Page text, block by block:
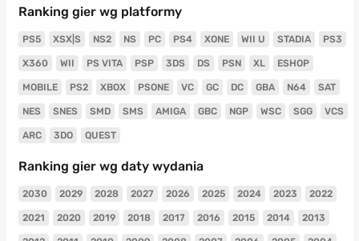
Ranking gier wg platformy
PS5 XSX|S NS2 NS PC PS4 XONE WII U STADIA PS3
X360 WII PS VITA PSP 3DS DS PSN XL ESHOP
MOBILE PS2 XBOX PSONE VC GC DC GBA N64 SAT
NES SNES SMD SMS AMIGA GBC NGP WSC SGG VCS
ARC 3DO QUEST
Ranking gier wg daty wydania
2030 2029 2028 2027 2026 2025 2024 2023 2022
2021 2020 2019 2018 2017 2016 2015 2014 2013